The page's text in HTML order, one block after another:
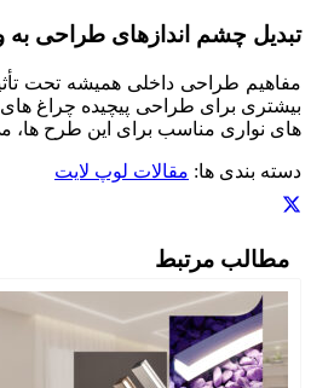
تبدیل چشم اندازهای طراحی به
بیشتری برای طراحی پیچیده چراغ
های نواری مناسب برای این طرح ها،
دسته بندی ها: مقالات لوپ لایت
مطالب مرتبط